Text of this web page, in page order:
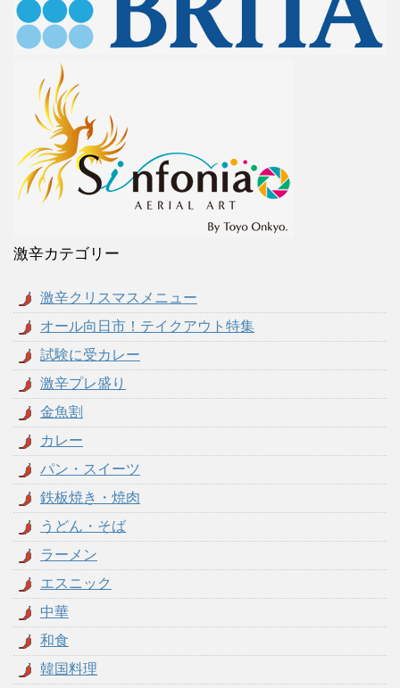
激辛カテゴリー
激辛クリスマスメニュー
オール向日市！テイクアウト特集
試験に受カレー
激辛プレ盛り
金魚割
カレー
パン・スイーツ
鉄板焼き・焼肉
うどん・そば
ラーメン
エスニック
中華
和食
韓国料理